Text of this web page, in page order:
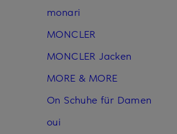
monari
MONCLER
MONCLER Jacken
MORE & MORE
On Schuhe für Damen
oui